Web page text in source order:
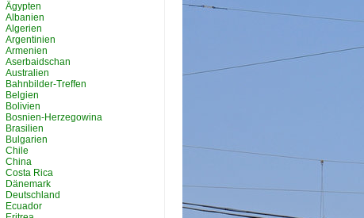
Ägypten
Albanien
Algerien
Argentinien
Armenien
Aserbaidschan
Australien
Bahnbilder-Treffen
Belgien
Bolivien
Bosnien-Herzegowina
Brasilien
Bulgarien
Chile
China
Costa Rica
Dänemark
Deutschland
Ecuador